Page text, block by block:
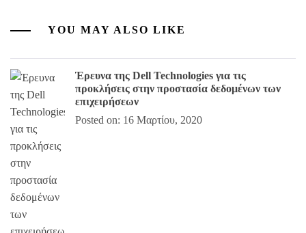
YOU MAY ALSO LIKE
Έρευνα της Dell Technologies για τις
προκλήσεις στην προστασία δεδομένων των
επιχειρήσεων
Posted on: 16 Μαρτίου, 2020